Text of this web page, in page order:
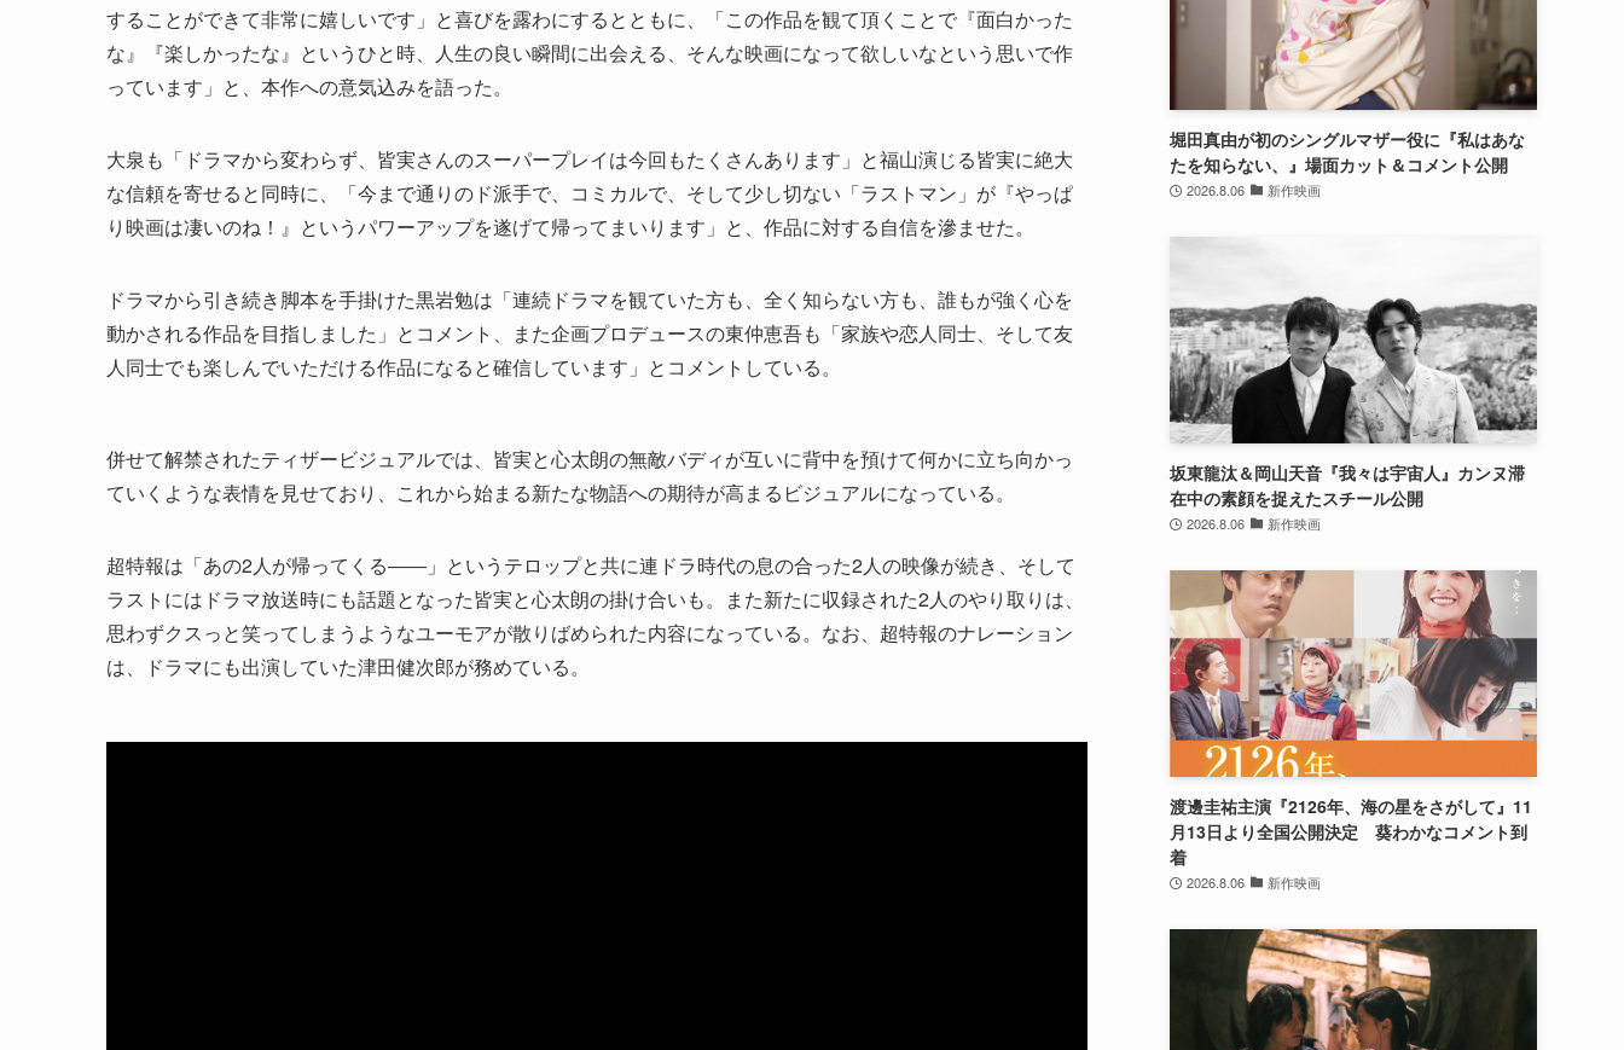
することができて非常に嬉しいです」と喜びを露わにするとともに、「この作品を観て頂くことで『面白かった
な』『楽しかったな』というひと時、人生の良い瞬間に出会える、そんな映画になって欲しいなという思いで作
っています」と、本作への意気込みを語った。
大泉も「ドラマから変わらず、皆実さんのスーパープレイは今回もたくさんあります」と福山演じる皆実に絶大
な信頼を寄せると同時に、「今まで通りのド派手で、コミカルで、そして少し切ない「ラストマン」が『やっぱ
り映画は凄いのね！』というパワーアップを遂げて帰ってまいります」と、作品に対する自信を滲ませた。
ドラマから引き続き脚本を手掛けた黒岩勉は「連続ドラマを観ていた方も、全く知らない方も、誰もが強く心を
動かされる作品を目指しました」とコメント、また企画プロデュースの東仲恵吾も「家族や恋人同士、そして友
人同士でも楽しんでいただける作品になると確信しています」とコメントしている。
併せて解禁されたティザービジュアルでは、皆実と心太朗の無敵バディが互いに背中を預けて何かに立ち向かっ
ていくような表情を見せており、これから始まる新たな物語への期待が高まるビジュアルになっている。
超特報は「あの2人が帰ってくる――」というテロップと共に連ドラ時代の息の合った2人の映像が続き、そして
ラストにはドラマ放送時にも話題となった皆実と心太朗の掛け合いも。また新たに収録された2人のやり取りは、
思わずクスっと笑ってしまうようなユーモアが散りばめられた内容になっている。なお、超特報のナレーション
は、ドラマにも出演していた津田健次郎が務めている。
堀田真由が初のシングルマザー役に『私はあな
たを知らない、』場面カット＆コメント公開
2026.8.06 新作映画
坂東龍汰＆岡山天音『我々は宇宙人』カンヌ滞
在中の素顔を捉えたスチール公開
2026.8.06 新作映画
渡邊圭祐主演『2126年、海の星をさがして』11
月13日より全国公開決定 葵わかなコメント到
着
2026.8.06 新作映画